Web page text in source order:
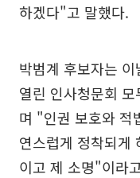
하겠다"고 말했다.
박범계 후보자는
열린 인사청문회
며 "인권 보호와 적
연스럽게 정착되게
이고 제 소명"이라